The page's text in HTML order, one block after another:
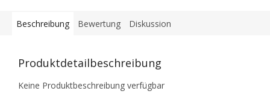
Beschreibung Bewertung Diskussion
Produktdetailbeschreibung
Keine Produktbeschreibung verfügbar